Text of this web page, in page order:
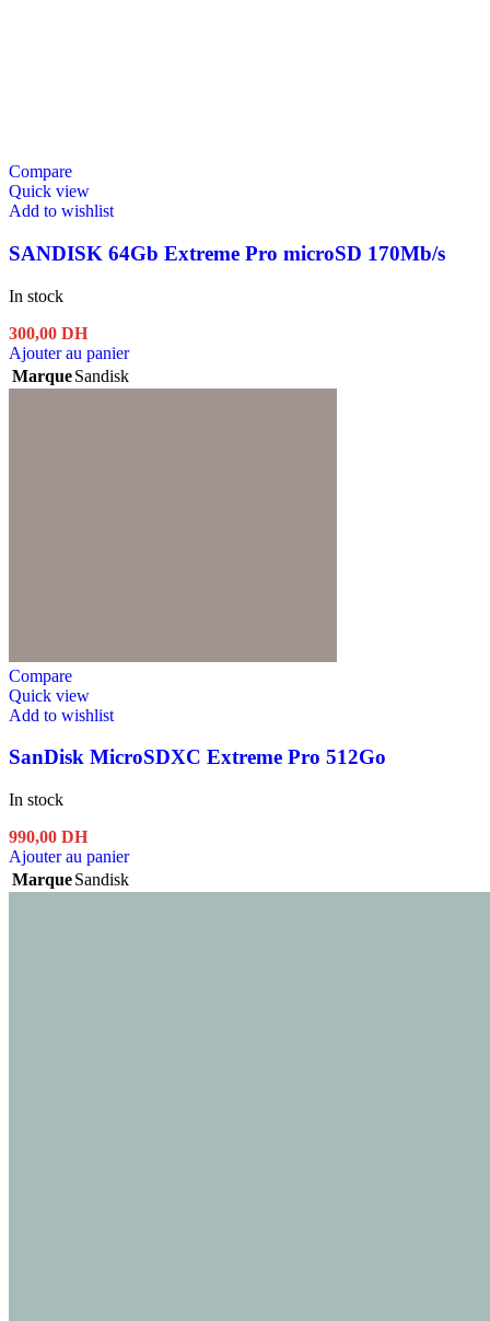
Compare
Quick view
Add to wishlist
SANDISK 64Gb Extreme Pro microSD 170Mb/s
In stock
300,00 DH
Ajouter au panier
MarqueSandisk
Compare
Quick view
Add to wishlist
SanDisk MicroSDXC Extreme Pro 512Go
In stock
990,00 DH
Ajouter au panier
MarqueSandisk